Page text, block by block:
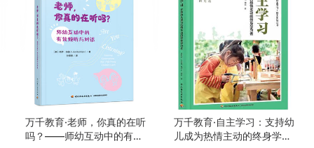
万千教育·老师，你真的在听
吗？——师幼互动中的有效
万千教育·自主学习：支持幼
儿成为热情主动的终身学习